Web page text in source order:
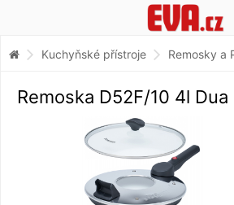
Kuchyňské přístroje Remosky a
Remoska D52F/10 4l Dua